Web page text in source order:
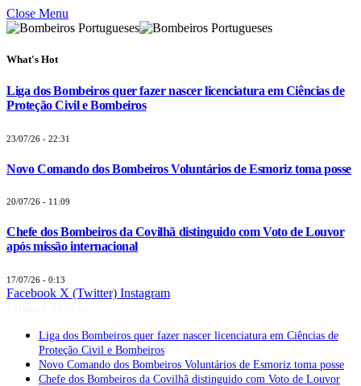
Close Menu
What's Hot
Liga dos Bombeiros quer fazer nascer licenciatura em Ciências de
Proteção Civil e Bombeiros
23/07/26 - 22:31
Novo Comando dos Bombeiros Voluntários de Esmoriz toma posse
20/07/26 - 11:09
Chefe dos Bombeiros da Covilhã distinguido com Voto de Louvor
após missão internacional
17/07/26 - 0:13
Facebook X (Twitter) Instagram
Liga dos Bombeiros quer fazer nascer licenciatura em Ciências de
Proteção Civil e Bombeiros
Novo Comando dos Bombeiros Voluntários de Esmoriz toma posse
Chefe dos Bombeiros da Covilhã distinguido com Voto de Louvor